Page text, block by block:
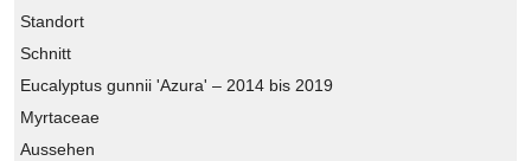
Standort
Schnitt
Eucalyptus gunnii 'Azura' – 2014 bis 2019
Myrtaceae
Aussehen